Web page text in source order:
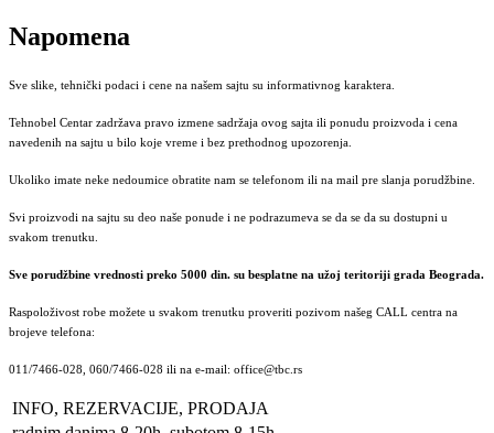
Napomena
Sve slike, tehnički podaci i cene na našem sajtu su informativnog karaktera.
Tehnobel Centar zadržava pravo izmene sadržaja ovog sajta ili ponudu proizvoda i cena
navedenih na sajtu u bilo koje vreme i bez prethodnog upozorenja.
Ukoliko imate neke nedoumice obratite nam se telefonom ili na mail pre slanja porudžbine.
Svi proizvodi na sajtu su deo naše ponude i ne podrazumeva se da se da su dostupni u
svakom trenutku.
Sve porudžbine vrednosti preko 5000 din. su besplatne na užoj teritoriji grada Beograda.
Raspoloživost robe možete u svakom trenutku proveriti pozivom našeg CALL centra na
brojeve telefona:
011/7466-028, 060/7466-028 ili na e-mail: office@tbc.rs
INFO, REZERVACIJE, PRODAJA